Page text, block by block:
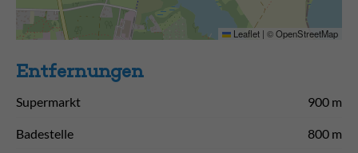
Leaflet | ©OpenStreetMap
Entfernungen
Supermarkt 900 m
Badestelle 800 m